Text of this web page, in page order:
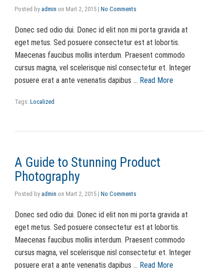
Posted by admin on Mart 2, 2015 | No Comments
Donec sed odio dui. Donec id elit non mi porta gravida at
eget metus. Sed posuere consectetur est at lobortis.
Maecenas faucibus mollis interdum. Praesent commodo
cursus magna, vel scelerisque nisl consectetur et. Integer
posuere erat a ante venenatis dapibus … Read More
Tags: Localized
A Guide to Stunning Product
Photography
Posted by admin on Mart 2, 2015 | No Comments
Donec sed odio dui. Donec id elit non mi porta gravida at
eget metus. Sed posuere consectetur est at lobortis.
Maecenas faucibus mollis interdum. Praesent commodo
cursus magna, vel scelerisque nisl consectetur et. Integer
posuere erat a ante venenatis dapibus … Read More